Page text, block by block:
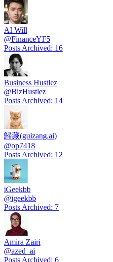
AI Will
@FinanceYF5
Posts Archived: 16
Business Hustlez
@BizHustlez
Posts Archived: 14
歸藏(guizang.ai)
@op7418
Posts Archived: 12
iGeekbb
@igeekbb
Posts Archived: 7
Amira Zairi
@azed_ai
Posts Archived: 6